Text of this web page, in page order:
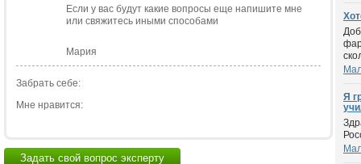
Если у вас будут какие вопросы еще напишите мне
или свяжитесь иными способами
Мария
Забрать себе:
Мне нравится:
Задать свой вопрос эксперту
Я